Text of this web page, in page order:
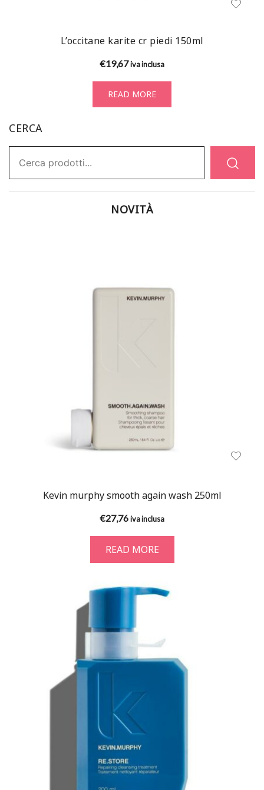
L’occitane karite cr piedi 150ml
€19,67iva inclusa
READ MORE
CERCA
NOVITÀ
Kevin murphy smooth again wash 250ml
€27,76iva inclusa
READ MORE